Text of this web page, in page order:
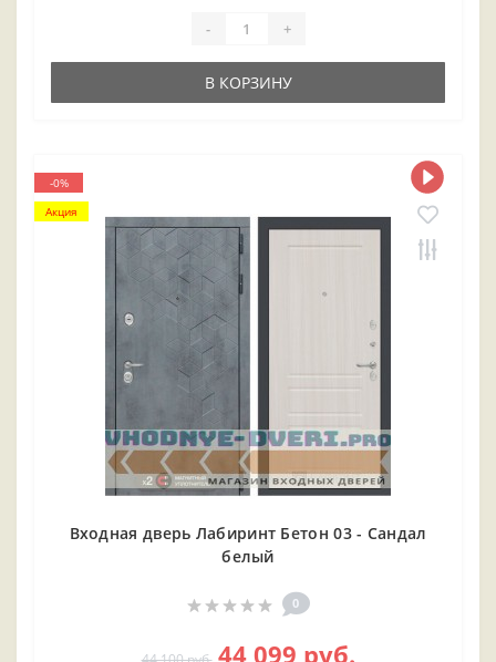
- +
В КОРЗИНУ
-0%
Акция
Входная дверь Лабиринт Бетон 03 - Сандал
белый
0
44 099 руб.